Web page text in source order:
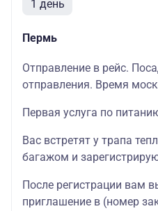
1 день
Пермь
Отправление в рейс.
отправления. Время
Первая услуга по
Вас встретят у трапа
багажом и
После регистрации вам
приглашение в (номер